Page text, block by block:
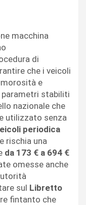
macchina
di
che i veicoli
e
stabiliti
nazionale che
utilizzato senza
periodica
rischia una
da 173 € a 694 €
omesse anche
sul Libretto
fintanto che